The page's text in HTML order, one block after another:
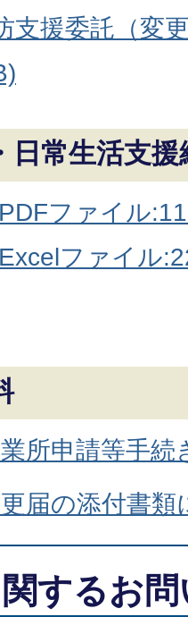
支援委託（変
日常生活支援
ファイル
ファイル
所申請等手続
届の添付書類
するお